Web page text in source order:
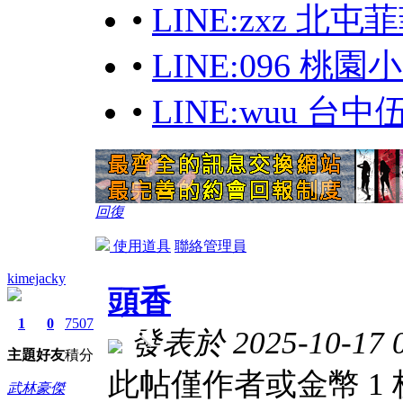
• LINE:zxz 北屯
• LINE:096 桃園
• LINE:wuu 台中
回復
使用道具 聯絡管理員
kimejacky
1
主題
0
好友
7507
積分
武林豪傑
頭香
發表於 2025-10-17
此帖僅作者或金幣 1